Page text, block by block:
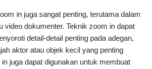
in juga sangat penting, terutama dalam
video dokumenter. Teknik zoom in dapat
detail-detail penting pada adegan,
aktor atau objek kecil yang penting
juga dapat digunakan untuk membuat